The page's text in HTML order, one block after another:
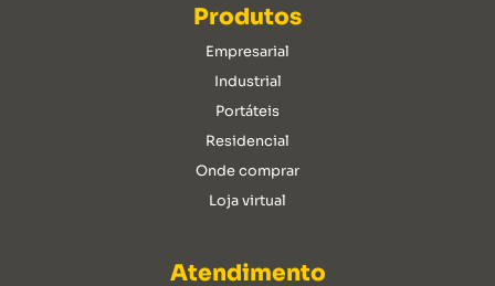
Produtos
Empresarial
Industrial
Portáteis
Residencial
Onde comprar
Loja virtual
Atendimento